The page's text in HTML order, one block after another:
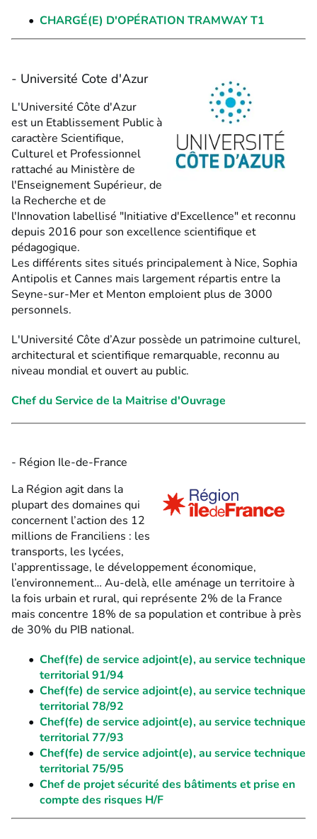
CHARGÉ(E) D'OPÉRATION TRAMWAY T1
- Université Cote d'Azur
L'Université Côte d'Azur
est un Etablissement Public à
caractère Scientifique,
Culturel et Professionnel
rattaché au Ministère de
l'Enseignement Supérieur, de
la Recherche et de
l'Innovation labellisé "Initiative d'Excellence" et reconnu
depuis 2016 pour son excellence scientifique et
pédagogique.
Les différents sites situés principalement à Nice, Sophia
Antipolis et Cannes mais largement répartis entre la
Seyne-sur-Mer et Menton emploient plus de 3000
personnels.
L'Université Côte d’Azur possède un patrimoine culturel,
architectural et scientifique remarquable, reconnu au
niveau mondial et ouvert au public.
Chef du Service de la Maitrise d'Ouvrage
- Région Ile-de-France
La Région agit dans la
plupart des domaines qui
concernent l’action des 12
millions de Franciliens : les
transports, les lycées,
l’apprentissage, le développement économique,
l’environnement… Au-delà, elle aménage un territoire à
la fois urbain et rural, qui représente 2% de la France
mais concentre 18% de sa population et contribue à près
de 30% du PIB national.
Chef(fe) de service adjoint(e), au service technique
territorial 91/94
Chef(fe) de service adjoint(e), au service technique
territorial 78/92
Chef(fe) de service adjoint(e), au service technique
territorial 77/93
Chef(fe) de service adjoint(e), au service technique
territorial 75/95
Chef de projet sécurité des bâtiments et prise en
compte des risques H/F